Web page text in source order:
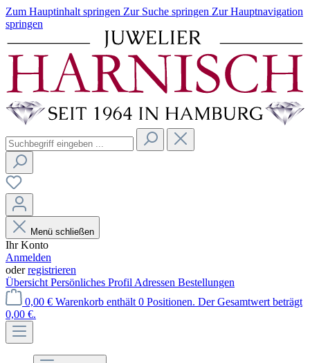
Zum Hauptinhalt springen Zur Suche springen Zur Hauptnavigation
springen
Menü schließen
Ihr Konto
Anmelden
oderregistrieren
Übersicht Persönliches Profil Adressen Bestellungen
0,00 € Warenkorb enthält 0 Positionen. Der Gesamtwert beträgt
0,00 €.